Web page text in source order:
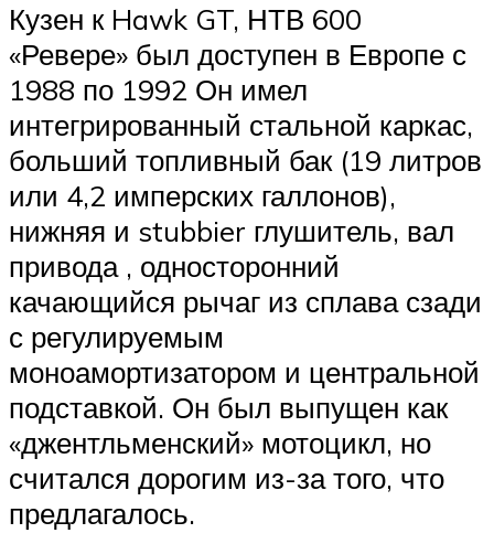
Кузен к Hawk GT, НТВ 600
«Ревере» был доступен в Европе с
1988 по 1992 Он имел
интегрированный стальной каркас,
больший топливный бак (19 литров
или 4,2 имперских галлонов),
нижняя и stubbier глушитель, вал
привода , односторонний
качающийся рычаг из сплава сзади
с регулируемым
моноамортизатором и центральной
подставкой. Он был выпущен как
«джентльменский» мотоцикл, но
считался дорогим из-за того, что
предлагалось.